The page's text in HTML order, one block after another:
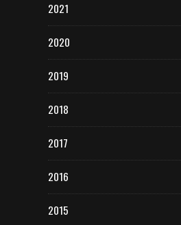
2021
2020
2019
2018
2017
2016
2015